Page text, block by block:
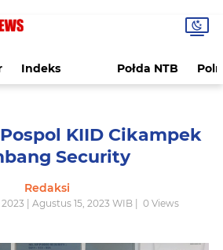
Indeks Połda NTB
KIID Cikampek
Security
Redaksi
| Agustus 15, 2023 WIB | 0 Views